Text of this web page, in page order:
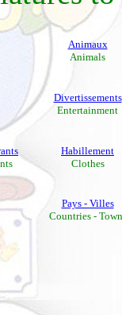
Animaux
Animals
Divertissements
Entertainment
Habillement
Clothes
Pays - Villes
Countries -